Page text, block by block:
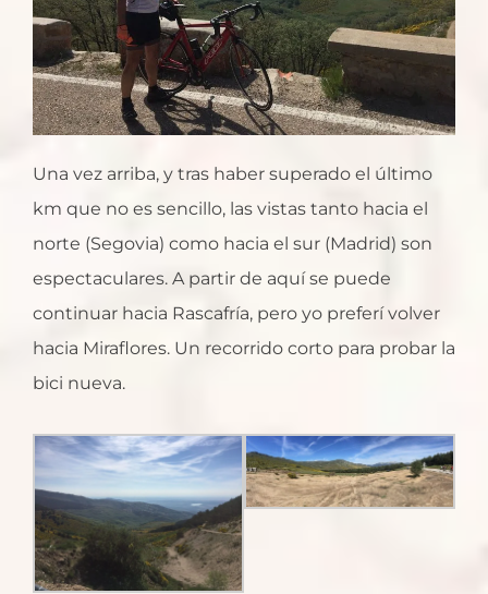
Una vez arriba, y tras haber superado el último
km que no es sencillo, las vistas tanto hacia el
norte (Segovia) como hacia el sur (Madrid) son
espectaculares. A partir de aquí se puede
continuar hacia Rascafría, pero yo preferí volver
hacia Miraflores. Un recorrido corto para probar la
bici nueva.